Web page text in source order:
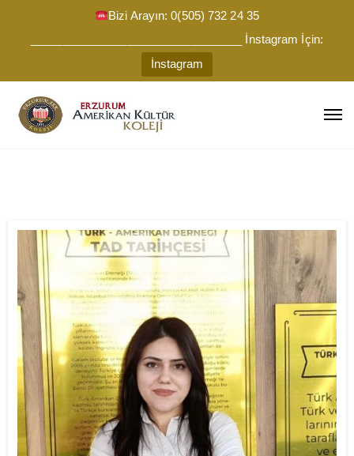
Bizi Arayın: 0(505) 732 24 35
_________________________________ İnstagram İçin:
İnstagram